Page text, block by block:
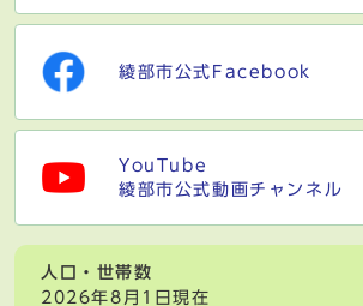
綾部市公式Facebook
YouTube
綾部市公式動画チャンネル
人口・世帯数
2026年8月1日現在